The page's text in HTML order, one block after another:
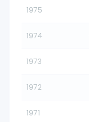
1975
1974
1973
1972
1971